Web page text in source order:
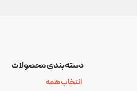
دسته‌بندی‌ محصولات
انتخاب همه